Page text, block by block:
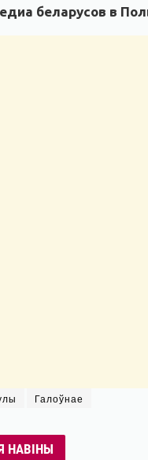
беларусов в
Галоўнае
НАВІНЫ